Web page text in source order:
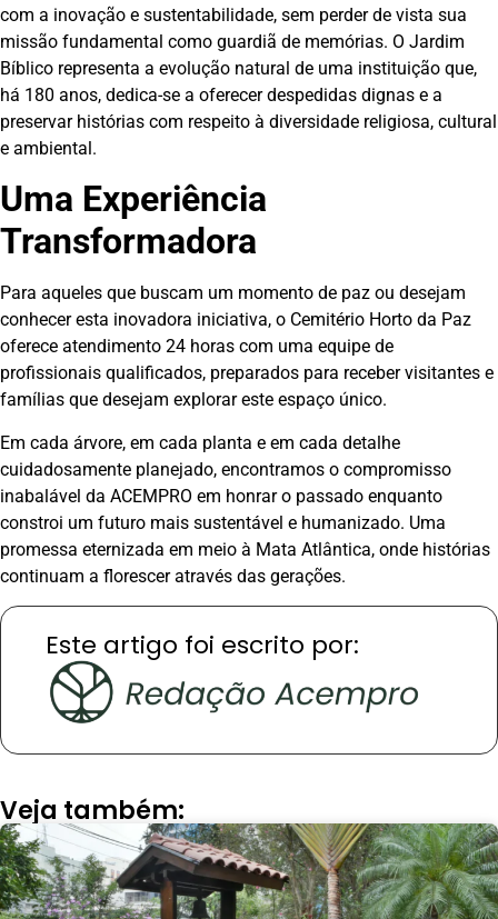
com a inovação e sustentabilidade, sem perder de vista sua
missão fundamental como guardiã de memórias. O Jardim
Bíblico representa a evolução natural de uma instituição que,
há 180 anos, dedica-se a oferecer despedidas dignas e a
preservar histórias com respeito à diversidade religiosa, cultural
e ambiental.
Uma Experiência
Transformadora
Para aqueles que buscam um momento de paz ou desejam
conhecer esta inovadora iniciativa, o Cemitério Horto da Paz
oferece atendimento 24 horas com uma equipe de
profissionais qualificados, preparados para receber visitantes e
famílias que desejam explorar este espaço único.
Em cada árvore, em cada planta e em cada detalhe
cuidadosamente planejado, encontramos o compromisso
inabalável da ACEMPRO em honrar o passado enquanto
constroi um futuro mais sustentável e humanizado. Uma
promessa eternizada em meio à Mata Atlântica, onde histórias
continuam a florescer através das gerações.
Este artigo foi escrito por:
Veja também: